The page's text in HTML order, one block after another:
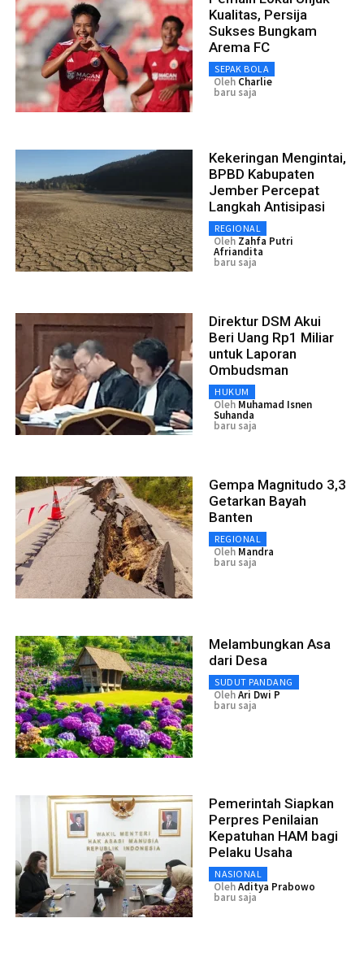
Kualitas, Persija
Sukses Bungkam
Arema FC
SEPAK BOLA
Oleh Charlie
baru saja
Kekeringan Mengintai,
BPBD Kabupaten
Jember Percepat
Langkah Antisipasi
REGIONAL
Oleh Zahfa Putri
Afriandita
baru saja
Direktur DSM Akui
Beri Uang Rp1 Miliar
untuk Laporan
Ombudsman
HUKUM
Oleh Muhamad Isnen
Suhanda
baru saja
Gempa Magnitudo 3,3
Getarkan Bayah
Banten
REGIONAL
Oleh Mandra
baru saja
Melambungkan Asa
dari Desa
SUDUT PANDANG
OlehAri Dwi P
baru saja
Pemerintah Siapkan
Perpres Penilaian
Kepatuhan HAM bagi
Pelaku Usaha
NASIONAL
OlehAditya Prabowo
baru saja